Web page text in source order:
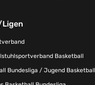
Basketball
Bundesliga / Jugend